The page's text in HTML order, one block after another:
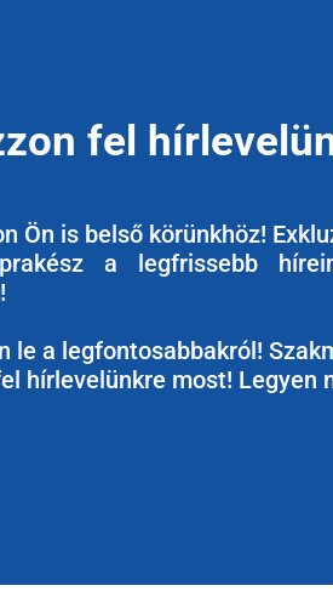
fel
Ön is belső körünkhöz!
a legfrissebb
le a legfontosabbakról!
hírlevelünkre most! Legyen